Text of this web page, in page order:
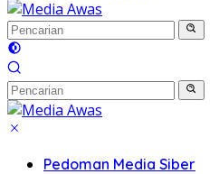
Pedoman Media Siber